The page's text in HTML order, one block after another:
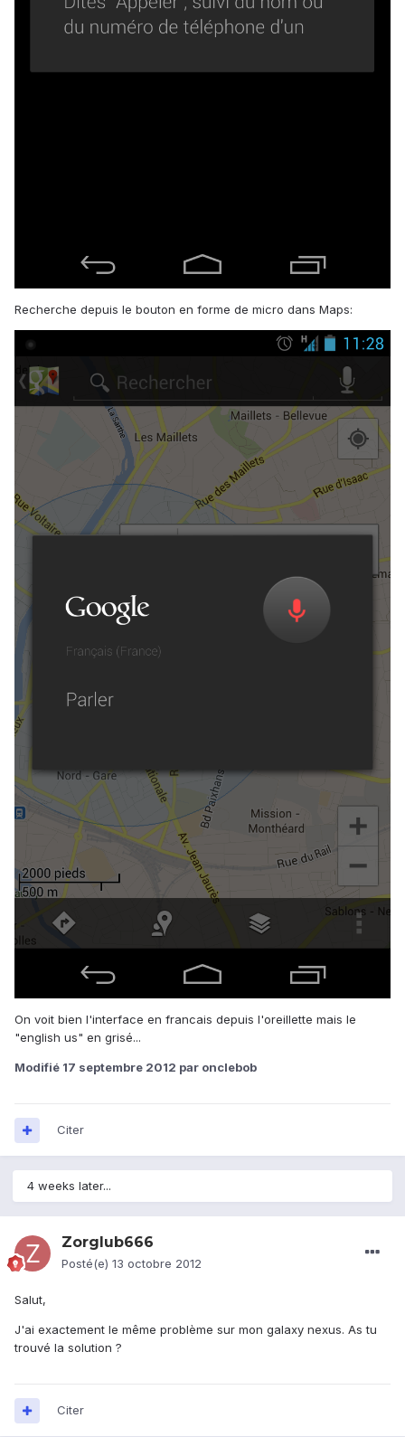
Recherche depuis le bouton en forme de micro dans Maps:
On voit bien l'interface en francais depuis l'oreillette mais le
"english us" en grisé...
Modifié 17 septembre 2012 par onclebob
Citer
4 weeks later...
Zorglub666
Posté(e) 13 octobre 2012
Salut,
J'ai exactement le même problème sur mon galaxy nexus. As tu
trouvé la solution ?
Citer